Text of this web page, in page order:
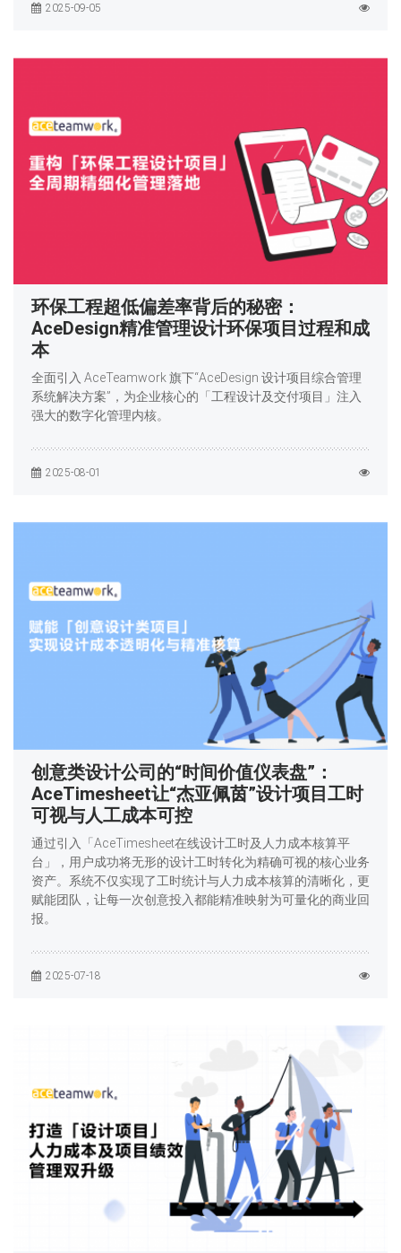
2025-09-05
环保工程超低偏差率背后的秘密：
AceDesign精准管理设计环保项目过程和成
本
全面引入 AceTeamwork 旗下“AceDesign 设计项目综合管理
系统解决方案”，为企业核心的「工程设计及交付项目」注入
强大的数字化管理内核。
2025-08-01
创意类设计公司的“时间价值仪表盘”：
AceTimesheet让“杰亚佩茵”设计项目工时
可视与人工成本可控
通过引入「AceTimesheet在线设计工时及人力成本核算平
台」，用户成功将无形的设计工时转化为精确可视的核心业务
资产。系统不仅实现了工时统计与人力成本核算的清晰化，更
赋能团队，让每一次创意投入都能精准映射为可量化的商业回
报。
2025-07-18